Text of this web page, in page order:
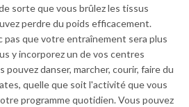
sorte que vous brûlez les tissus
perdre du poids efficacement.
pas que votre entraînement sera plus
y incorporez un de vos centres
pouvez danser, marcher, courir, faire du
quelle que soit l'activité que vous
programme quotidien. Vous pouvez